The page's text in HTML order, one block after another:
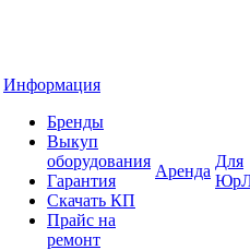
Информация
Бренды
Выкуп
оборудования
Гарантия
Скачать КП
Прайс на
ремонт
Аренда
Для